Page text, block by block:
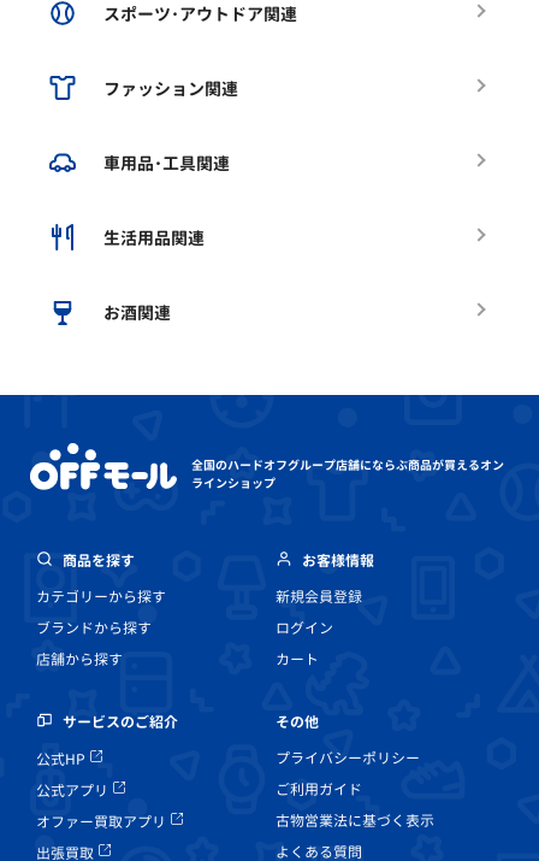
スポーツ･アウトドア関連
ファッション関連
車用品･工具関連
生活用品関連
お酒関連
全国のハードオフグループ店舗にならぶ商品が買えるオン
ラインショップ
商品を探す
カテゴリーから探す
ブランドから探す
店舗から探す
お客様情報
新規会員登録
ログイン
カート
サービスのご紹介
公式HP
公式アプリ
オファー買取アプリ
出張買取
その他
プライバシーポリシー
ご利用ガイド
古物営業法に基づく表示
よくある質問